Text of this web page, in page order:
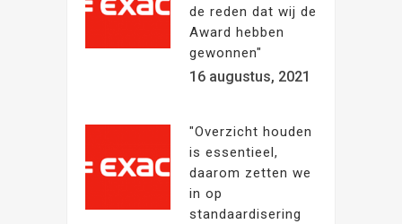
de reden dat wij de
Award hebben
gewonnen"
16 augustus, 2021
"Overzicht houden
is essentieel,
daarom zetten we
in op
standaardisering